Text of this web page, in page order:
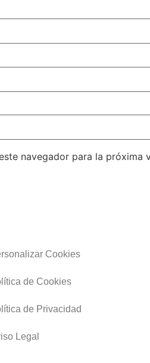
navegador para la próxima
Cookies
de Cookies
de Privacidad
Legal